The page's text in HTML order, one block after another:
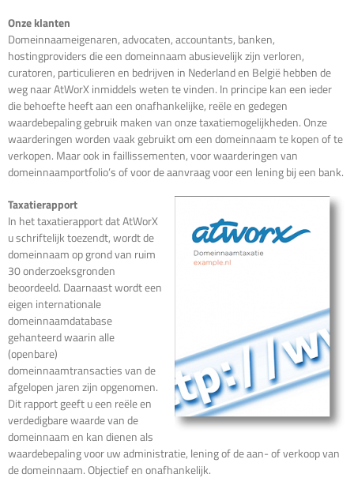
Onze klanten
Domeinnaameigenaren, advocaten, accountants, banken,
hostingproviders die een domeinnaam abusievelijk zijn verloren,
curatoren, particulieren en bedrijven in Nederland en België hebben de
weg naar AtWorX inmiddels weten te vinden. In principe kan een ieder
die behoefte heeft aan een onafhankelijke, reële en gedegen
waardebepaling gebruik maken van onze taxatiemogelijkheden. Onze
waarderingen worden vaak gebruikt om een domeinnaam te kopen of te
verkopen. Maar ook in faillissementen, voor waarderingen van
domeinnaamportfolio’s of voor de aanvraag voor een lening bij een bank.
Taxatierapport
In het taxatierapport dat AtWorX
u schriftelijk toezendt, wordt de
domeinnaam op grond van ruim
30 onderzoeksgronden
beoordeeld. Daarnaast wordt een
eigen internationale
domeinnaamdatabase
gehanteerd waarin alle
(openbare)
domeinnaamtransacties van de
afgelopen jaren zijn opgenomen.
Dit rapport geeft u een reële en
verdedigbare waarde van de
domeinnaam en kan dienen als
waardebepaling voor uw administratie, lening of de aan- of verkoop van
de domeinnaam. Objectief en onafhankelijk.